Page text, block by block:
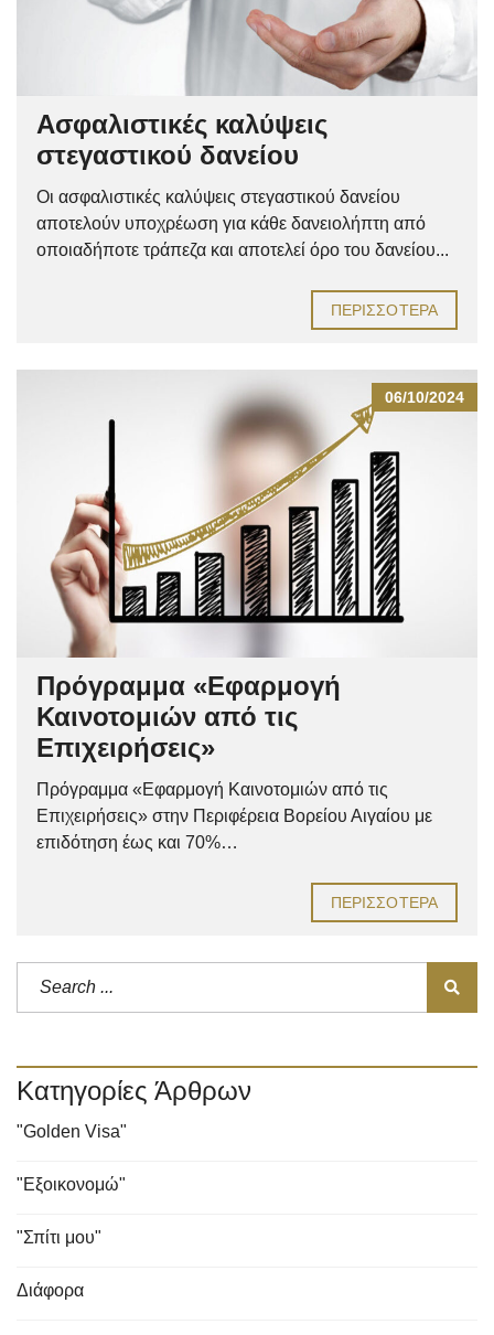
Ασφαλιστικές καλύψεις
στεγαστικού δανείου
Οι ασφαλιστικές καλύψεις στεγαστικού δανείου
αποτελούν υποχρέωση για κάθε δανειολήπτη από
οποιαδήποτε τράπεζα και αποτελεί όρο του δανείου...
ΠΕΡΙΣΣΌΤΕΡΑ
06/10/2024
Πρόγραμμα «Εφαρμογή
Καινοτομιών από τις
Επιχειρήσεις»
Πρόγραμμα «Εφαρμογή Καινοτομιών από τις
Επιχειρήσεις» στην Περιφέρεια Βορείου Αιγαίου με
επιδότηση έως και 70%…
ΠΕΡΙΣΣΌΤΕΡΑ
Κατηγορίες Άρθρων
"Golden Visa"
"Εξοικονομώ"
"Σπίτι μου"
Διάφορα